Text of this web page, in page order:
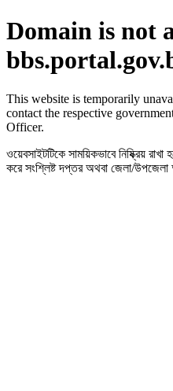
Domain is not
This website is temporarily
contact the respective
Officer.
ওয়েবসাইটটিকে সাময়িকভাবে নিষ্ক্রিয়
করে সংশ্লিষ্ট দপ্তর অথবা জেলা/উপজেলা